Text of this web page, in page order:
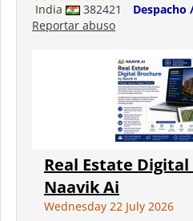
India 382421
Despacho
Reportar abuso
Real Estate
Naavik Ai
Wednesday 22 July 2026